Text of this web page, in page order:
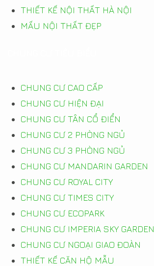
THIẾT KẾ NỘI THẤT HÀ NỘI
MẤU NỘI THẤT ĐẸP
CHUNG CƯ CAO CẤP
CHUNG CƯ HIỆN ĐẠI
CHUNG CƯ TÂN CỔ ĐIỂN
CHUNG CƯ 2 PHÒNG NGỦ
CHUNG CƯ 3 PHÒNG NGỦ
CHUNG CƯ MANDARIN GARDEN
CHUNG CƯ ROYAL CITY
CHUNG CƯ TIMES CITY
CHUNG CƯ ECOPARK
CHUNG CƯ IMPERIA SKY GARDEN
CHUNG CƯ NGOẠI GIAO ĐOÀN
THIẾT KẾ CĂN HỘ MẪU